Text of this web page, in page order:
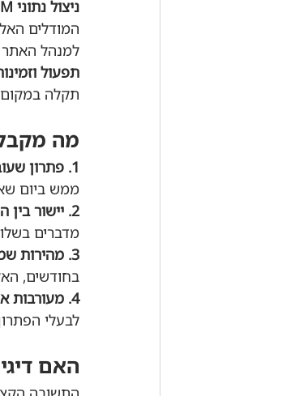
ניצול נתוני BIM שכבר קיימים -
המודלים
למנהל
תפעול
תקלה
מה
1. פתרון שעובר מבחן אמיתי.
ממש ביום
2. יישור בין הנהלה, שטח והנדסה.
מדברים
3. מהירות שמתאימה לענף שתקוע בלוחות זמנים ארוכים.
בחודשים,
4. מעורבות אמיתית של אנשי השטח.
לבעלי
האם